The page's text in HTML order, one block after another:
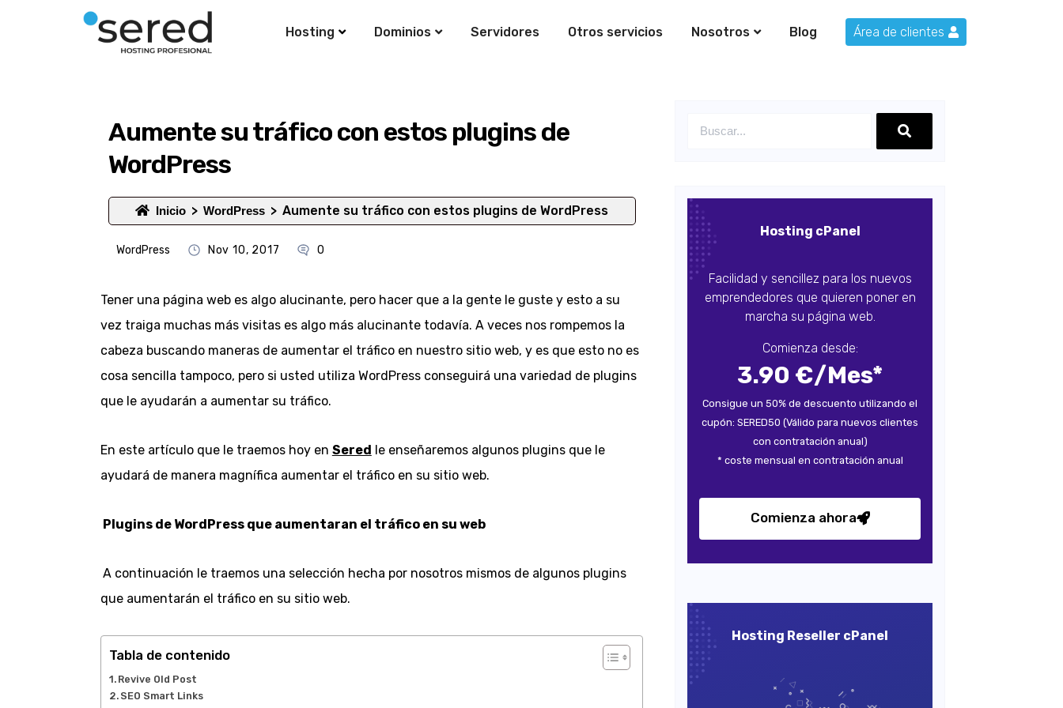
Hosting Dominios Servidores Otros servicios Nosotros Blog Área de clientes
Aumente su tráfico con estos plugins de
WordPress
Inicio WordPress Aumente su tráfico con estos plugins de WordPress
WordPress Nov 10, 2017 0
Tener una página web es algo alucinante, pero hacer que a la gente le guste y esto a su
vez traiga muchas más visitas es algo más alucinante todavía. A veces nos rompemos la
cabeza buscando maneras de aumentar el tráfico en nuestro sitio web, y es que esto no es
cosa sencilla tampoco, pero si usted utiliza WordPress conseguirá una variedad de plugins
que le ayudarán a aumentar su tráfico.
En este artículo que le traemos hoy en Sered le enseñaremos algunos plugins que le
ayudará de manera magnífica aumentar el tráfico en su sitio web.
Plugins de WordPress que aumentaran el tráfico en su web
A continuación le traemos una selección hecha por nosotros mismos de algunos plugins
que aumentarán el tráfico en su sitio web.
Tabla de contenido
Revive Old Post
SEO Smart Links
Hosting cPanel
Facilidad y sencillez para los nuevos
emprendedores que quieren poner en
marcha su página web.
Comienza desde:
3.90 €/Mes*
Consigue un 50% de descuento utilizando el
cupón: SERED50 (Válido para nuevos clientes
con contratación anual)
* coste mensual en contratación anual
Comienza ahora
Hosting Reseller cPanel